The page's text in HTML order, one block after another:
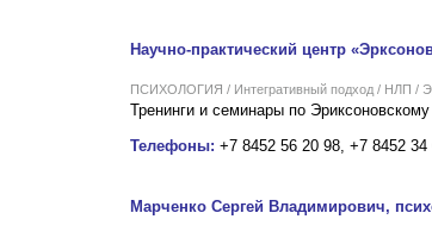
Научно-практический центр
ПСИХОЛОГИЯ / Интегративный подход / НЛП /
Тренинги и семинары по Эриксоновскому
Телефоны: +7 8452 56 20 98, +7 8452
Марченко Сергей Владимирович,